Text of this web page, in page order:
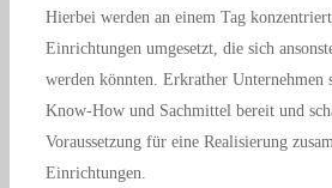
Hierbei werden an einem Tag
Einrichtungen umgesetzt, die sich
werden könnten. Erkrather Unternehmen
Know-How und Sachmittel bereit und
Voraussetzung für eine Realisierung
Einrichtungen.